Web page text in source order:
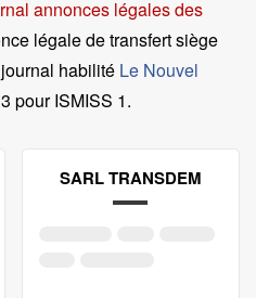
annonces légales des
légale de transfert siège
habilité Le Nouvel
pour ISMISS 1.
SARL TRANSDEM